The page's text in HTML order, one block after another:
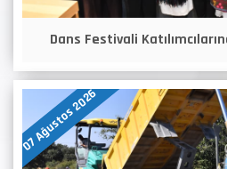
Dans Festivali
07 Ağustos 2026